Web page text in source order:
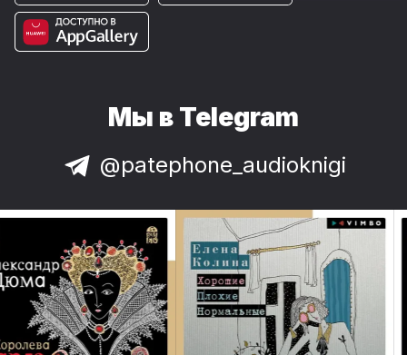
Мы в Telegram
@patephone_audioknigi